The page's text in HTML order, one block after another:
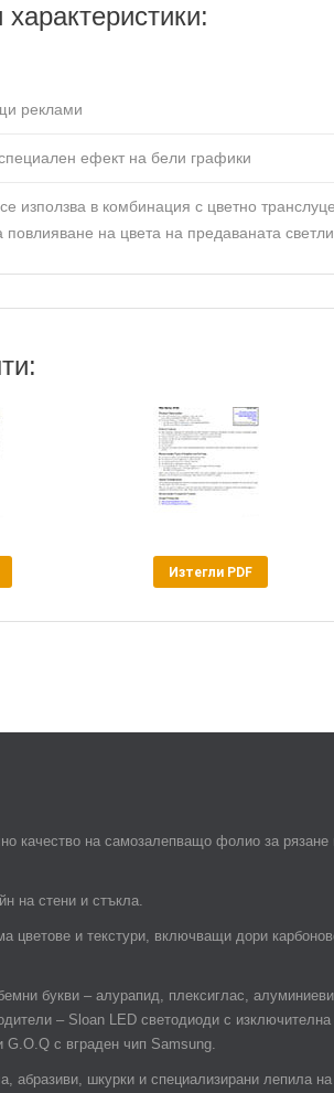
реклами
ефект на бели графики
използва в комбинация с цветно
на цвета на предаваната
Изтегли PDF
качество на самозалепващо фолио за рязане
на стени и стъкла.
цветове и текстури, включващи дори
букви – алурапид, плексиглас,
– Sloan LED светодиоди с изключителна
G.O.Q с вграден чип Samsung.
абразиви, шкурки и специализирани лепила на